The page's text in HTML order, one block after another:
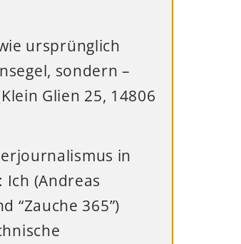
ursprünglich
sondern –
Glien 25, 14806
in
(Andreas
“Zauche 365”)